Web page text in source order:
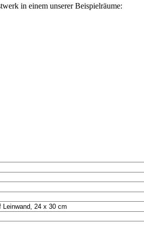
in einem unserer Beispielräume: